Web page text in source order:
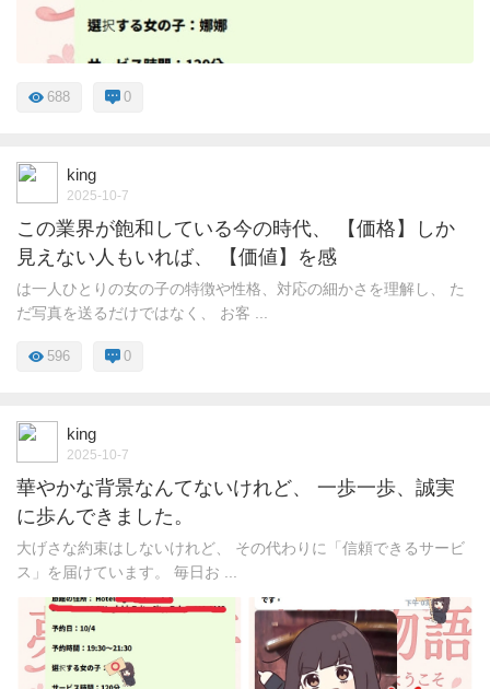
688 0
king
2025-10-7
この業界が飽和している今の時代、 【価格】しか
見えない人もいれば、 【価値】を感
は一人ひとりの女の子の特徴や性格、対応の細かさを理解し、 た
だ写真を送るだけではなく、 お客 ...
596 0
king
2025-10-7
華やかな背景なんてないけれど、 一歩一歩、誠実
に歩んできました。
大げさな約束はしないけれど、 その代わりに「信頼できるサービ
ス」を届けています。 毎日お ...